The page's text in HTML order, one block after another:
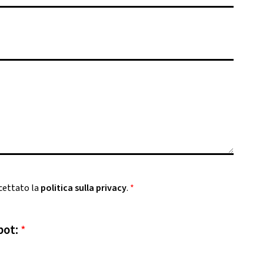
lapolitica sulla privacy. *
*